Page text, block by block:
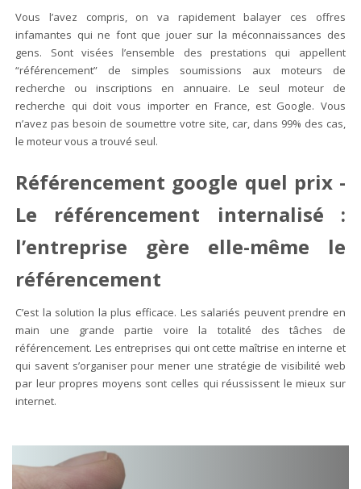
Vous l’avez compris, on va rapidement balayer ces offres
infamantes qui ne font que jouer sur la méconnaissances des
gens. Sont visées l’ensemble des prestations qui appellent
“référencement” de simples soumissions aux moteurs de
recherche ou inscriptions en annuaire. Le seul moteur de
recherche qui doit vous importer en France, est Google. Vous
n’avez pas besoin de soumettre votre site, car, dans 99% des cas,
le moteur vous a trouvé seul.
Référencement google quel prix -
Le référencement internalisé :
l’entreprise gère elle-même le
référencement
C’est la solution la plus efficace. Les salariés peuvent prendre en
main une grande partie voire la totalité des tâches de
référencement. Les entreprises qui ont cette maîtrise en interne et
qui savent s’organiser pour mener une stratégie de visibilité web
par leur propres moyens sont celles qui réussissent le mieux sur
internet.